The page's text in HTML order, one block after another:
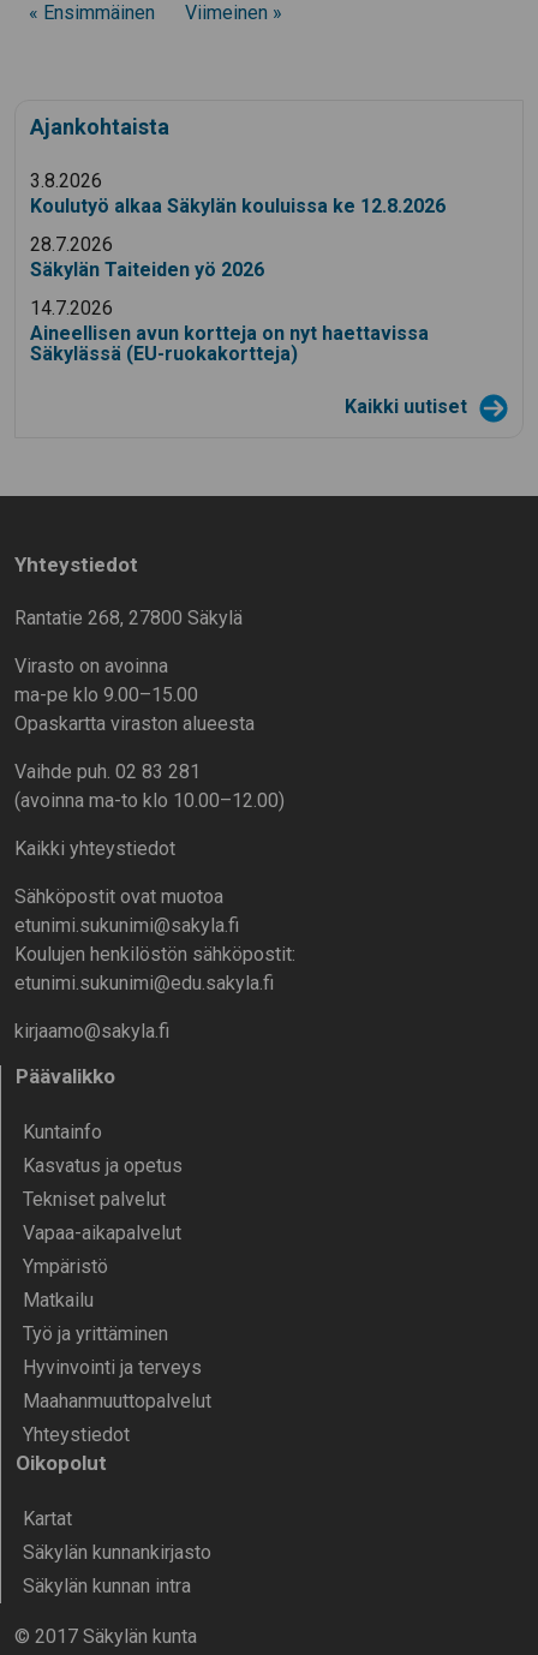
« Ensimmäinen Viimeinen »
Ajankohtaista
3.8.2026
Koulutyö alkaa Säkylän kouluissa ke 12.8.2026
28.7.2026
Säkylän Taiteiden yö 2026
14.7.2026
Aineellisen avun kortteja on nyt haettavissa
Säkylässä (EU-ruokakortteja)
Kaikki uutiset
Yhteystiedot
Rantatie 268, 27800 Säkylä
Virasto on avoinna
ma-pe klo 9.00–15.00
Opaskartta viraston alueesta
Vaihde puh. 02 83 281
(avoinna ma-to klo 10.00–12.00)
Kaikki yhteystiedot
Sähköpostit ovat muotoa
etunimi.sukunimi@sakyla.fi
Koulujen henkilöstön sähköpostit:
etunimi.sukunimi@edu.sakyla.fi
kirjaamo@sakyla.fi
Päävalikko
Kunta­info
Kasvatus ja opetus
Tekniset palvelut
Vapaa-aika­palvelut
Ympä­ristö
Mat­kailu
Työ ja yrittä­minen
Hyvinvointi ja terveys
Maahanmuuttopalvelut
Yhteystiedot
Oikopolut
Kartat
Säkylän kunnankirjasto
Säkylän kunnan intra
© 2017 Säkylän kunta